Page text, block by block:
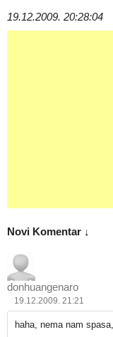
19.12.2009. 20:28:04
Novi Komentar ↓
donhuangenaro
19.12.2009. 21:21
haha, nema nam